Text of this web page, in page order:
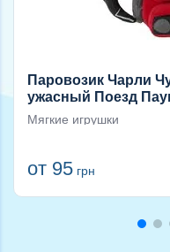
Паровозик Чарли
ужасный Поезд
Мягкие игрушки
от 95 грн